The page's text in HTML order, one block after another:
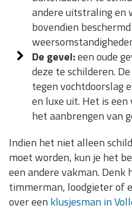
andere uitstraling en
bovendien
De gevel:een oude
deze te schilderen.
tegen vochtdoorslag
en luxe uit. Het is
het aanbrengen van
Indien het niet alleen
moet worden, kun je het
een andere vakman. Denk
timmerman, loodgieter of
over een klusjesman in